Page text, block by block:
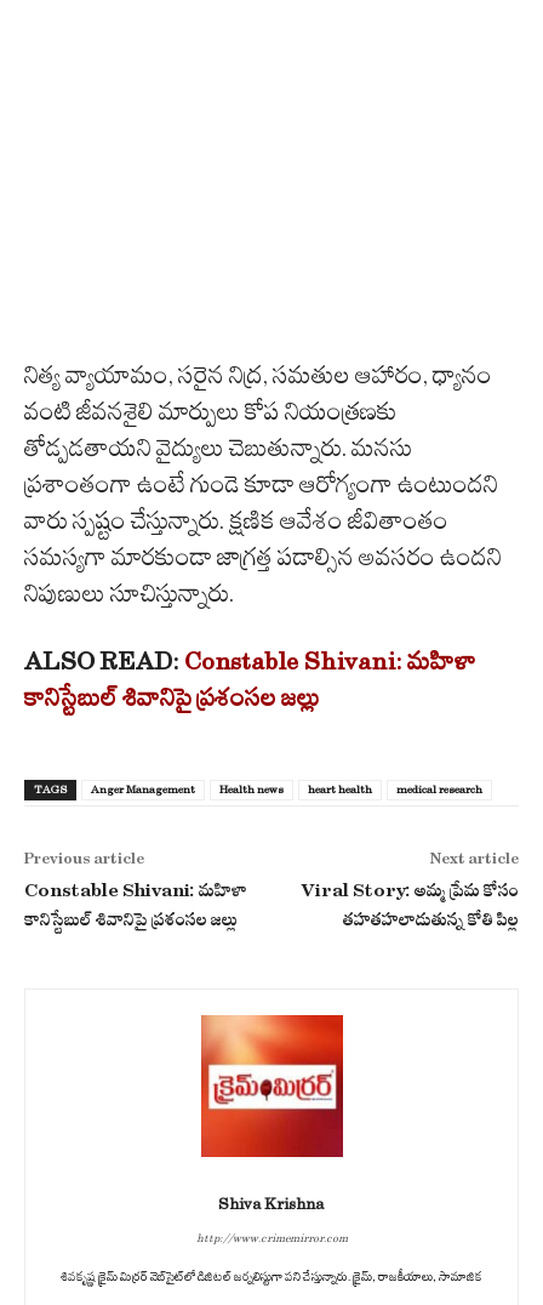
నిత్య వ్యాయామం, సరైన నిద్ర, సమతుల ఆహారం, ధ్యానం
వంటి జీవనశైలి మార్పులు కోప నియంత్రణకు
తోడ్పడతాయని వైద్యులు చెబుతున్నారు. మనసు
ప్రశాంతంగా ఉంటే గుండె కూడా ఆరోగ్యంగా ఉంటుందని
వారు స్పష్టం చేస్తున్నారు. క్షణిక ఆవేశం జీవితాంతం
సమస్యగా మారకుండా జాగ్రత్త పడాల్సిన అవసరం ఉందని
నిపుణులు సూచిస్తున్నారు.
ALSO READ: Constable Shivani: మహిళా
కానిస్టేబుల్ శివానిపై ప్రశంసల జల్లు
TAGS Anger Management Health news heart health medical research
Previous article
Constable Shivani: మహిళా
కానిస్టేబుల్ శివానిపై ప్రశంసల జల్లు
Next article
Viral Story: అమ్మ ప్రేమ కోసం
తహతహలాడుతున్న కోతి పిల్ల
Shiva Krishna
http://www.crimemirror.com
శివకృష్ణ క్రైమ్ మిర్రర్ వెబ్‌సైట్‌లో డిజిటల్ జర్నలిస్టుగా పని చేస్తున్నారు. క్రైమ్, రాజకీయాలు, సామాజిక